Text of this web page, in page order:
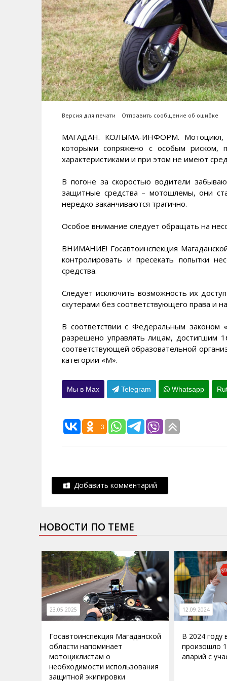
Версия для печати Отправить сообщение об ошибке
МАГАДАН. КОЛЫМА-ИНФОРМ. Мотоцикл,
которыми сопряжено с особым риском,
характеристиками и при этом не имеют
В погоне за скоростью водители
защитные средства – мотошлемы, они
нередко заканчиваются трагично.
Особое внимание следует обращать на
ВНИМАНИЕ! Госавтоинспекция
контролировать и пресекать попытки
средства.
Следует исключить возможность их
скутерами без соответствующего права и
В соответствии с Федеральным законом
разрешено управлять лицам, достигшим
соответствующей образовательной
категории «М».
Мы в Max Telegram Whatsapp
3
Добавить комментарий
НОВОСТИ ПО ТЕМЕ
23.05.2025
Госавтоинспекция Магаданской
области напоминает
мотоциклистам о
необходимости использования
защитной экипировки
12.09.2024
В 2024 году
произошло
аварий с